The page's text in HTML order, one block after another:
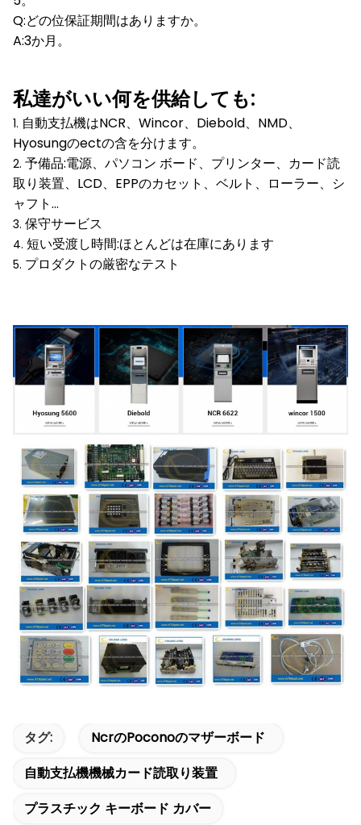
Q:どの位保証期間はありますか。
A:3か月。
私達がいい何を供給しても:
1. 自動支払機はNCR、Wincor、Diebold、NMD、
Hyosungのectの含を分けます。
2. 予備品:電源、パソコン ボード、プリンター、カード読
取り装置、LCD、EPPのカセット、ベルト、ローラー、シ
ャフト…
3. 保守サービス
4. 短い受渡し時間:ほとんどは在庫にあります
5. プロダクトの厳密なテスト
タグ:
Ncrのpoconoのマザーボード
自動支払機機械カード読取り装置
プラスチック キーボード カバー